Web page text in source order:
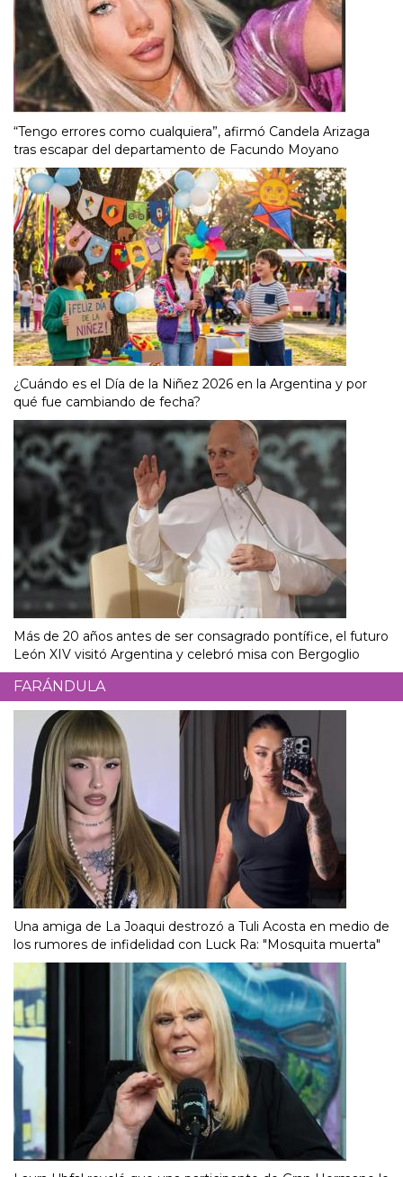
“Tengo errores como cualquiera”, afirmó Candela Arizaga
tras escapar del departamento de Facundo Moyano
¿Cuándo es el Día de la Niñez 2026 en la Argentina y por
qué fue cambiando de fecha?
Más de 20 años antes de ser consagrado pontífice, el futuro
León XIV visitó Argentina y celebró misa con Bergoglio
FARÁNDULA
Una amiga de La Joaqui destrozó a Tuli Acosta en medio de
los rumores de infidelidad con Luck Ra: "Mosquita muerta"